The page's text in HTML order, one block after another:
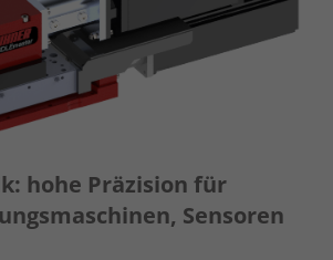
hohe Präzision für
Sensoren